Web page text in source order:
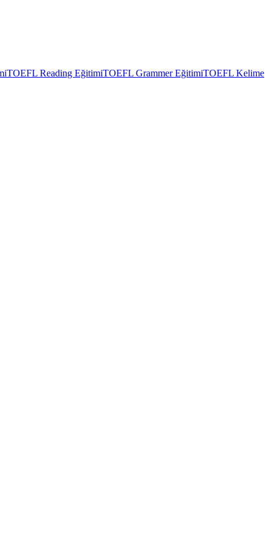
TOEFL Reading EğitimiTOEFL Grammer EğitimiTOEFL Kelime